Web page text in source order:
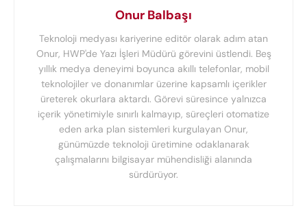
Onur Balbaşı
Teknoloji medyası kariyerine editör olarak adım atan
Onur, HWP'de Yazı İşleri Müdürü görevini üstlendi. Beş
yıllık medya deneyimi boyunca akıllı telefonlar, mobil
teknolojiler ve donanımlar üzerine kapsamlı içerikler
üreterek okurlara aktardı. Görevi süresince yalnızca
içerik yönetimiyle sınırlı kalmayıp, süreçleri otomatize
eden arka plan sistemleri kurgulayan Onur,
günümüzde teknoloji üretimine odaklanarak
çalışmalarını bilgisayar mühendisliği alanında
sürdürüyor.